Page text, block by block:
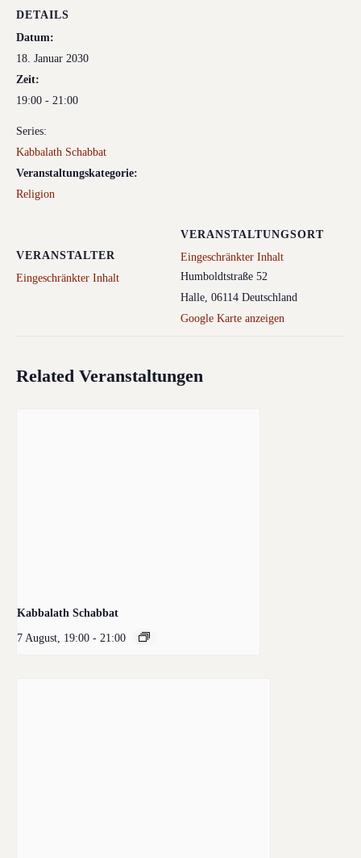
DETAILS
Datum:
18. Januar 2030
Zeit:
19:00 - 21:00
Series:
Kabbalath Schabbat
Veranstaltungskategorie:
Religion
VERANSTALTER
Eingeschränkter Inhalt
VERANSTALTUNGSORT
Eingeschränkter Inhalt
Humboldtstraße 52
Halle 06114 Deutschland
Google Karte anzeigen
Related Veranstaltungen
Kabbalath Schabbat
7 August, 19:00 - 21:00